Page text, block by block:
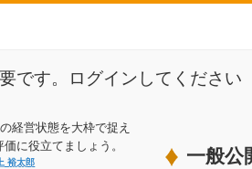
です。ログインしてください
経営状態を大枠で捉え
に役立てましょう。
裕太郎 一般公